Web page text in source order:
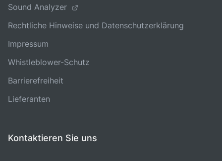
Sound Analyzer
Rechtliche Hinweise und Datenschutzerklärung
Impressum
Whistleblower-Schutz
Barrierefreiheit
Lieferanten
Kontaktieren Sie uns